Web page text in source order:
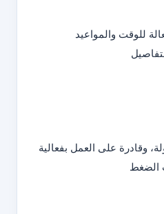
للوقت والمواعيد
وقادرة على العمل بفعالية
الضغط